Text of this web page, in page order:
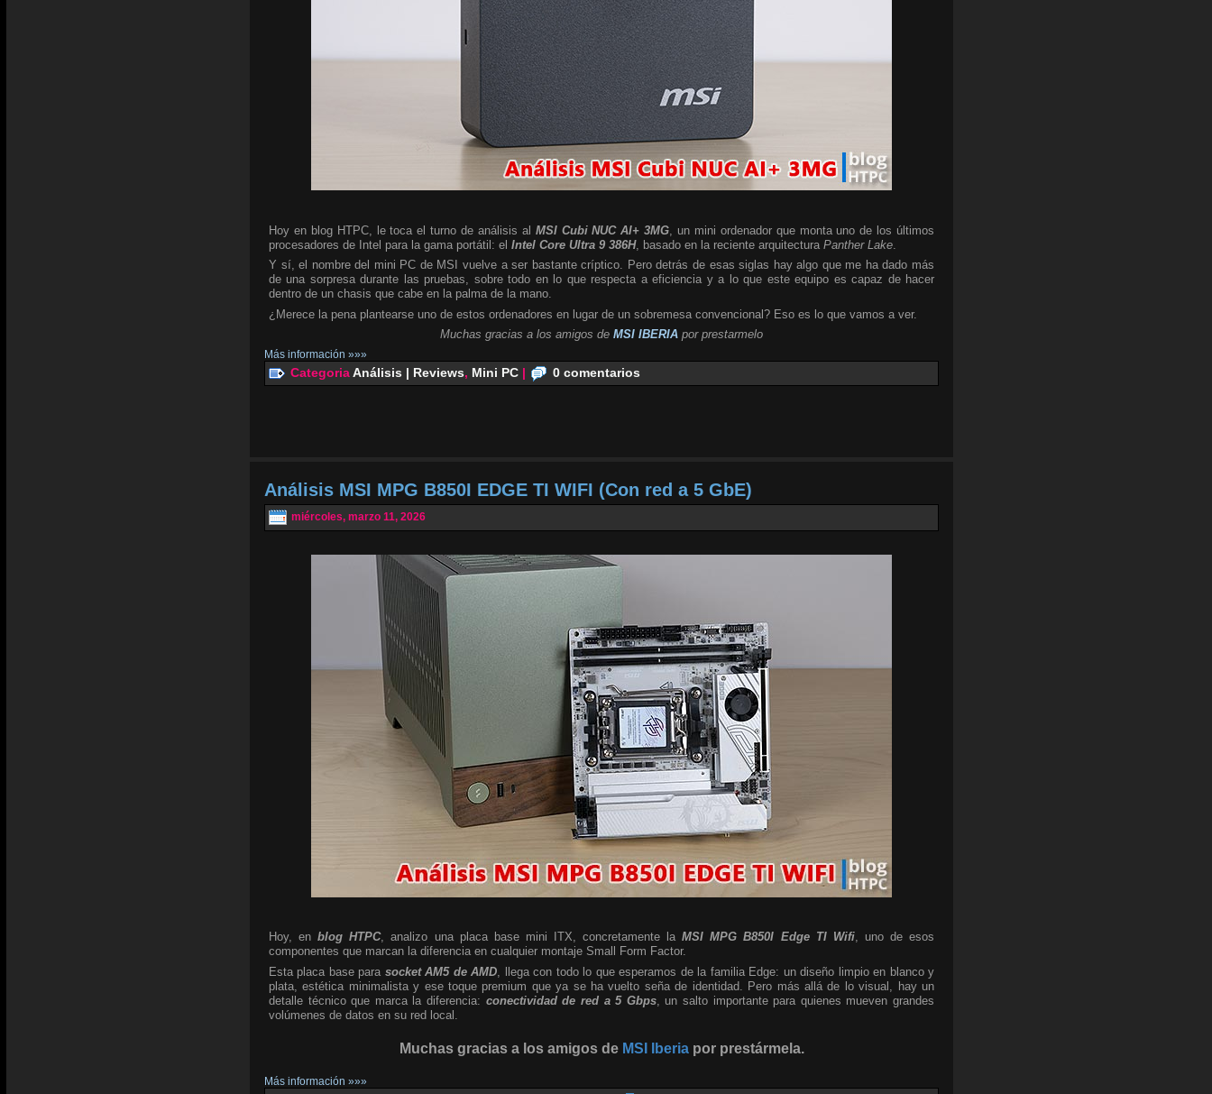
Hoy en blog HTPC, le toca el turno de análisis al MSI Cubi NUC AI+ 3MG , un mini ordenador que monta uno de los últimos
procesadores de Intel para la gama portátil: el Intel Core Ultra 9 386H, basado en la reciente arquitectura Panther Lake
Y sí, el nombre del mini PC de MSI vuelve a ser bastante críptico. Pero detrás de esas siglas hay algo que me ha dado más
de una sorpresa durante las pruebas, sobre todo en lo que respecta a eficiencia y a lo que este equipo es capaz de hacer
dentro de un chasis que cabe en la palma de la mano.
¿Merece la pena plantearse uno de estos ordenadores en lugar de un sobremesa convencional? Eso es lo que vamos a ver.
Muchas gracias a los amigos de MSI IBERIA por prestarmelo
Más información »»»
CategoriaAnálisis | Reviews, Mini PC | 0 comentarios
Análisis MSI MPG B850I EDGE TI WIFI (Con red a 5 GbE)
miércoles, marzo 11, 2026
Hoy, enblog HTPC, analizo una placa base mini ITX, concretamente laMSI MPG B850I Edge TI Wifi, uno de esos
componentes que marcan la diferencia en cualquier montaje Small Form Factor.
Esta placa base para socket AM5 de AMD , llega con todo lo que esperamos de la familia Edge: un diseño limpio en blanco y
plata, estética minimalista y ese toque premium que ya se ha vuelto seña de identidad. Pero más allá de lo visual, hay un
detalle técnico que marca la diferencia: conectividad de red a 5 Gbps, un salto importante para quienes mueven grandes
volúmenes de datos en su red local.
Muchas gracias a los amigos de MSI Iberiapor prestármela.
Más información »»»